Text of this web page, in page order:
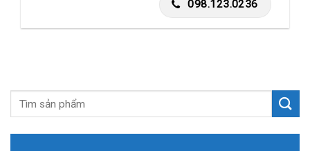
098.123.0236